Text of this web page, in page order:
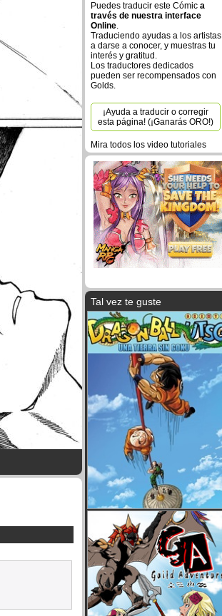
Puedes traducir este Cómic a
través de nuestra interface
Online.
Traduciendo ayudas a los artistas
a darse a conocer, y muestras tu
interés y gratitud.
Los traductores dedicados
pueden ser recompensados con
Golds.
¡Ayuda a traducir o corregir
esta página! (¡Ganarás ORO!)
Mira todos los video tutoriales
Tal vez te guste